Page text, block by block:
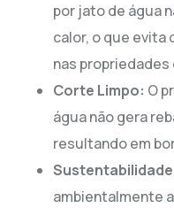
por jato de água
calor, o que
nas propriedades
Corte Limpo: O
água não gera
resultando em
ambientalmente